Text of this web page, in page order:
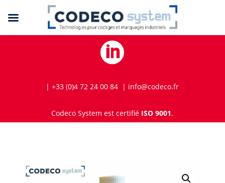

| +33 (0)4 72 24 00 84 | info@codeco.fr
Codeco System est certifié ISO 9001.